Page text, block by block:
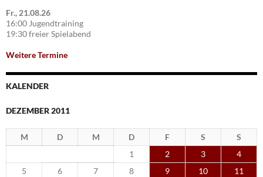
Fr., 21.08.26
16:00 Jugendtraining
19:30 freier Spielabend
Weitere Termine
KALENDER
DEZEMBER 2011
M D M D F S
S
1
2 3
4
5
6 7 8 9 10
11